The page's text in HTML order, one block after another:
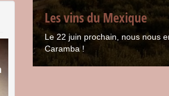
Les vins du Mexique
Le 22 juin prochain, nous nous
Caramba !